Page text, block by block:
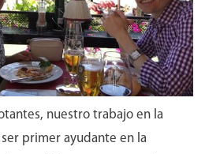
nuestro trabajo en la
primer ayudante en la